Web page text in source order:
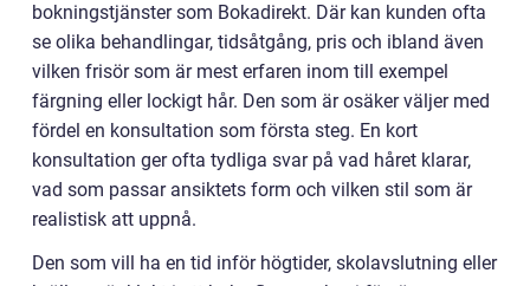
bokningstjänster som Bokadirekt. Där kan kunden ofta
se olika behandlingar, tidsåtgång, pris och ibland även
vilken frisör som är mest erfaren inom till exempel
färgning eller lockigt hår. Den som är osäker väljer med
fördel en konsultation som första steg. En kort
konsultation ger ofta tydliga svar på vad håret klarar,
vad som passar ansiktets form och vilken stil som är
realistisk att uppnå.
Den som vill ha en tid inför högtider, skolavslutning eller